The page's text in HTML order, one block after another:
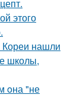
этого
нашли
школы,
oна "не